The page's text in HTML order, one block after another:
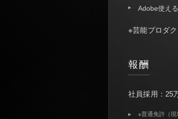
Adobe使え
※芸能プロダ
報酬
社員採用：25
※普通免許（現